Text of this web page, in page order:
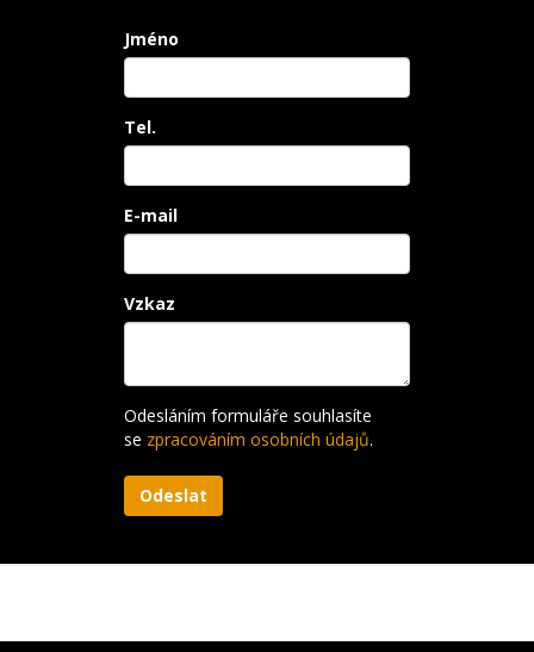
Jméno
Tel.
E-mail
Vzkaz
Odesláním formuláře souhlasíte
se zpracováním osobních údajů.